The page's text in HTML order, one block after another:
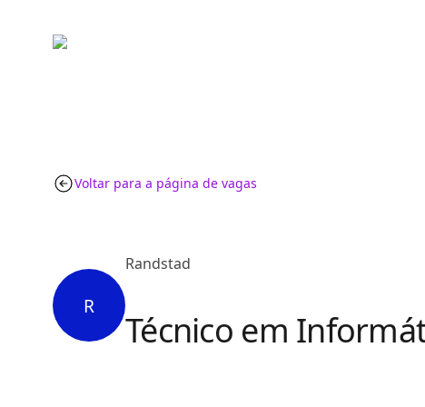
Voltar para a página de vagas
R
Randstad
Técnico em